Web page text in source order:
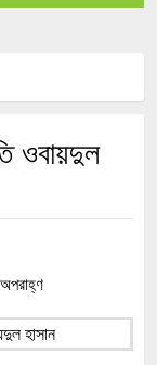
ওবায়দুল